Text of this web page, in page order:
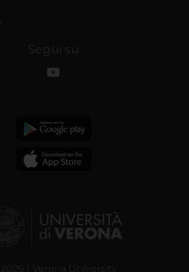
Segui su
2026 | Verona University